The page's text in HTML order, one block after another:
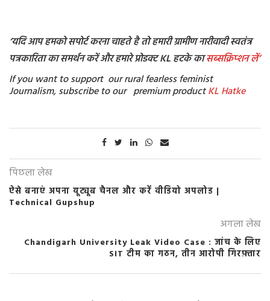
‘यदि आप हमको सपोर्ट करना चाहते है तो हमारी ग्रामीण नारीवादी स्वतंत्र
पत्रकारिता का समर्थन करें और हमारे प्रोडक्ट KL हटके कासब्सक्रिप्शनलें’
If you want to support our rural fearless feminist
Journalism, subscribe to our premium productKL Hatke
पिछला लेख
ऐसे बनाएं अपना यूट्यूब चैनल और करें वीडियो अपलोड |
Technical Gupshup
अगला लेख
Chandigarh University Leak Video Case : जांच के लिए
SIT टीम का गठन, तीन आरोपी गिरफ़्तार